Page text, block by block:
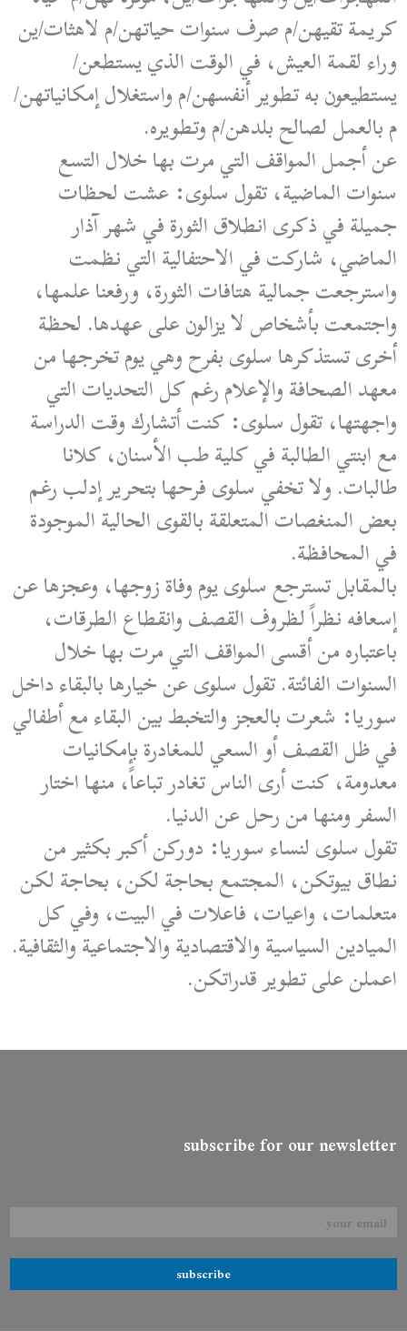
كريمة تقيهن/م صرف سنوات حياتهن/م لاهثات/ين
وراء لقمة العيش، في الوقت الذي يستطعن/
يستطيعون به تطوير أنفسهن/م واستغلال إمكانياتهن/
م بالعمل لصالح بلدهن/م وتطويره.
عن أجمل المواقف التي مرت بها خلال التسع
سنوات الماضية، تقول سلوى: عشت لحظات
جميلة في ذكرى انطلاق الثورة في شهر آذار
الماضي، شاركت في الاحتفالية التي نظمت
واسترجعت جمالية هتافات الثورة، ورفعنا علمها،
واجتمعت بأشخاص لا يزالون على عهدها. لحظة
أخرى تستذكرها سلوى بفرح وهي يوم تخرجها من
معهد الصحافة والإعلام رغم كل التحديات التي
واجهتها، تقول سلوى: كنت أتشارك وقت الدراسة
مع ابنتي الطالبة في كلية طب الأسنان، كلانا
طالبات. ولا تخفي سلوى فرحها بتحرير إدلب رغم
بعض المنغصات المتعلقة بالقوى الحالية الموجودة
في المحافظة.
بالمقابل تسترجع سلوى يوم وفاة زوجها، وعجزها عن
إسعافه نظراً لظروف القصف وانقطاع الطرقات،
باعتباره من أقسى المواقف التي مرت بها خلال
السنوات الفائتة. تقول سلوى عن خيارها بالبقاء داخل
سوريا: شعرت بالعجز والتخبط بين البقاء مع أطفالي
في ظل القصف أو السعي للمغادرة بإمكانيات
معدومة، كنت أرى الناس تغادر تباعاً، منها اختار
السفر ومنها من رحل عن الدنيا.
تقول سلوى لنساء سوريا: دوركن أكبر بكثير من
نطاق بيوتكن، المجتمع بحاجة لكن، بحاجة لكن
متعلمات، واعيات، فاعلات في البيت، وفي كل
الميادين السياسية والاقتصادية والاجتماعية والثقافية.
اعملن على تطوير قدراتكن.
subscribe for our newsletter
subscribe